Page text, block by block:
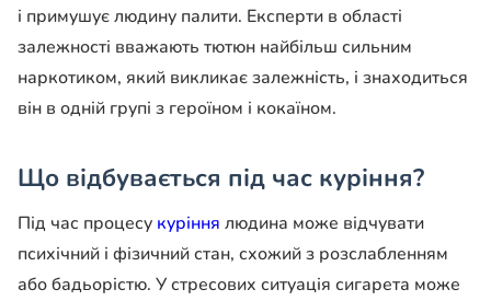
і примушує людину палити. Експерти в області
залежності вважають тютюн найбільш сильним
наркотиком, який викликає залежність, і знаходиться
він в одній групі з героїном і кокаїном.
Що відбувається під час куріння?
Під час процесу куріння людина може відчувати
психічний і фізичний стан, схожий з розслабленням
або бадьорістю. У стресових ситуація сигарета може